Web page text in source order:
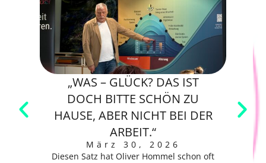
„WAS – GLÜCK? DAS IST
DOCH BITTE SCHÖN ZU
HAUSE, ABER NICHT BEI DER
ARBEIT.“
März 30, 2026
Diesen Satz hat Oliver Hommel schon oft